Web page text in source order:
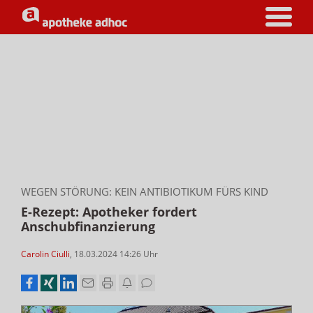
WEGEN STÖRUNG: KEIN ANTIBIOTIKUM FÜRS KIND
E-Rezept: Apotheker fordert
Anschubfinanzierung
Carolin Ciulli, 18.03.2024 14:26 Uhr